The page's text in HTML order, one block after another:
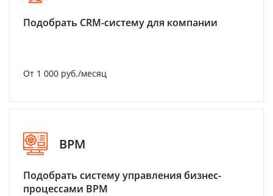
Подобрать CRM-систему для компании
От 1 000 руб./месяц
BPM
Подобрать систему управления бизнес-
процессами BPM